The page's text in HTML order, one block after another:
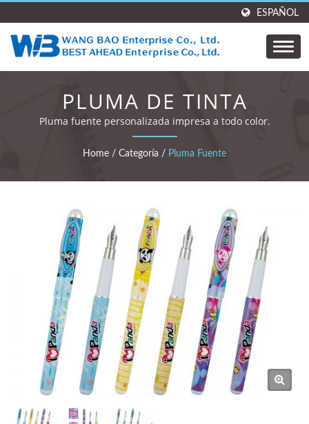
ESPAÑOL
PLUMA DE TINTA
Pluma fuente personalizada impresa a todo color.
Home / Categoría / Pluma Fuente